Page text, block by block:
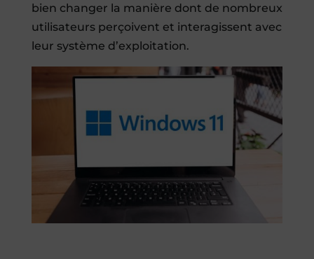
bien changer la manière dont de nombreux
utilisateurs perçoivent et interagissent avec
leur système d’exploitation.